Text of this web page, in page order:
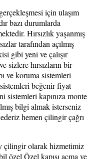
için ulaşım
bazı durumlarda
Hırsızlık yaşanmış
tarafından açılmış
gibi yeni ve çalışır
sizlere hırsızların bir
ve koruma sistemleri
beğenir fiyat
sistemleri kapınıza monte
bilgi almak isterseniz
ederiz hemen çilingir çağrı
çilingir olarak hizmetimiz
özel Özel kapısı açma ve